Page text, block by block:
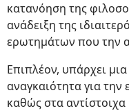
κατανόηση της
ανάδειξη της
ερωτημάτων που την
Επιπλέον, υπάρχει
αναγκαιότητα για
καθώς στα